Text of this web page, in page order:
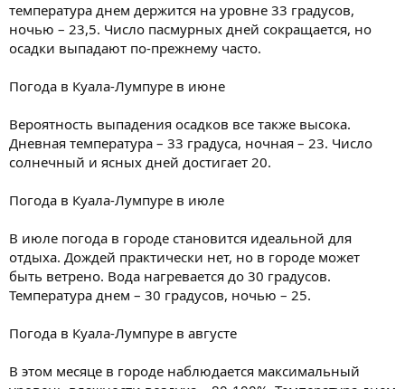
температура днем держится на уровне 33 градусов,
ночью – 23,5. Число пасмурных дней сокращается, но
осадки выпадают по-прежнему часто.
Погода в Куала-Лумпуре в июне
Вероятность выпадения осадков все также высока.
Дневная температура – 33 градуса, ночная – 23. Число
солнечный и ясных дней достигает 20.
Погода в Куала-Лумпуре в июле
В июле погода в городе становится идеальной для
отдыха. Дождей практически нет, но в городе может
быть ветрено. Вода нагревается до 30 градусов.
Температура днем – 30 градусов, ночью – 25.
Погода в Куала-Лумпуре в августе
В этом месяце в городе наблюдается максимальный